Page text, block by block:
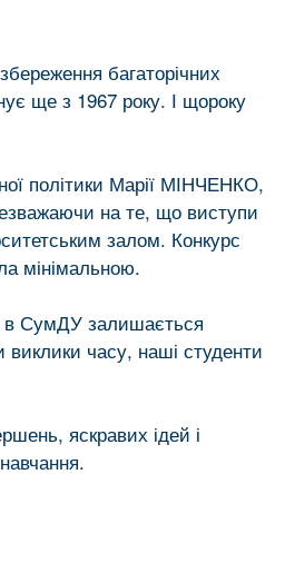
багаторічних
ще з 1967 року. І щороку
політики Марії МІНЧЕНКО,
на те, що виступи
залом. Конкурс
мінімальною.
в СумДУ залишається
часу, наші студенти
яскравих ідей і